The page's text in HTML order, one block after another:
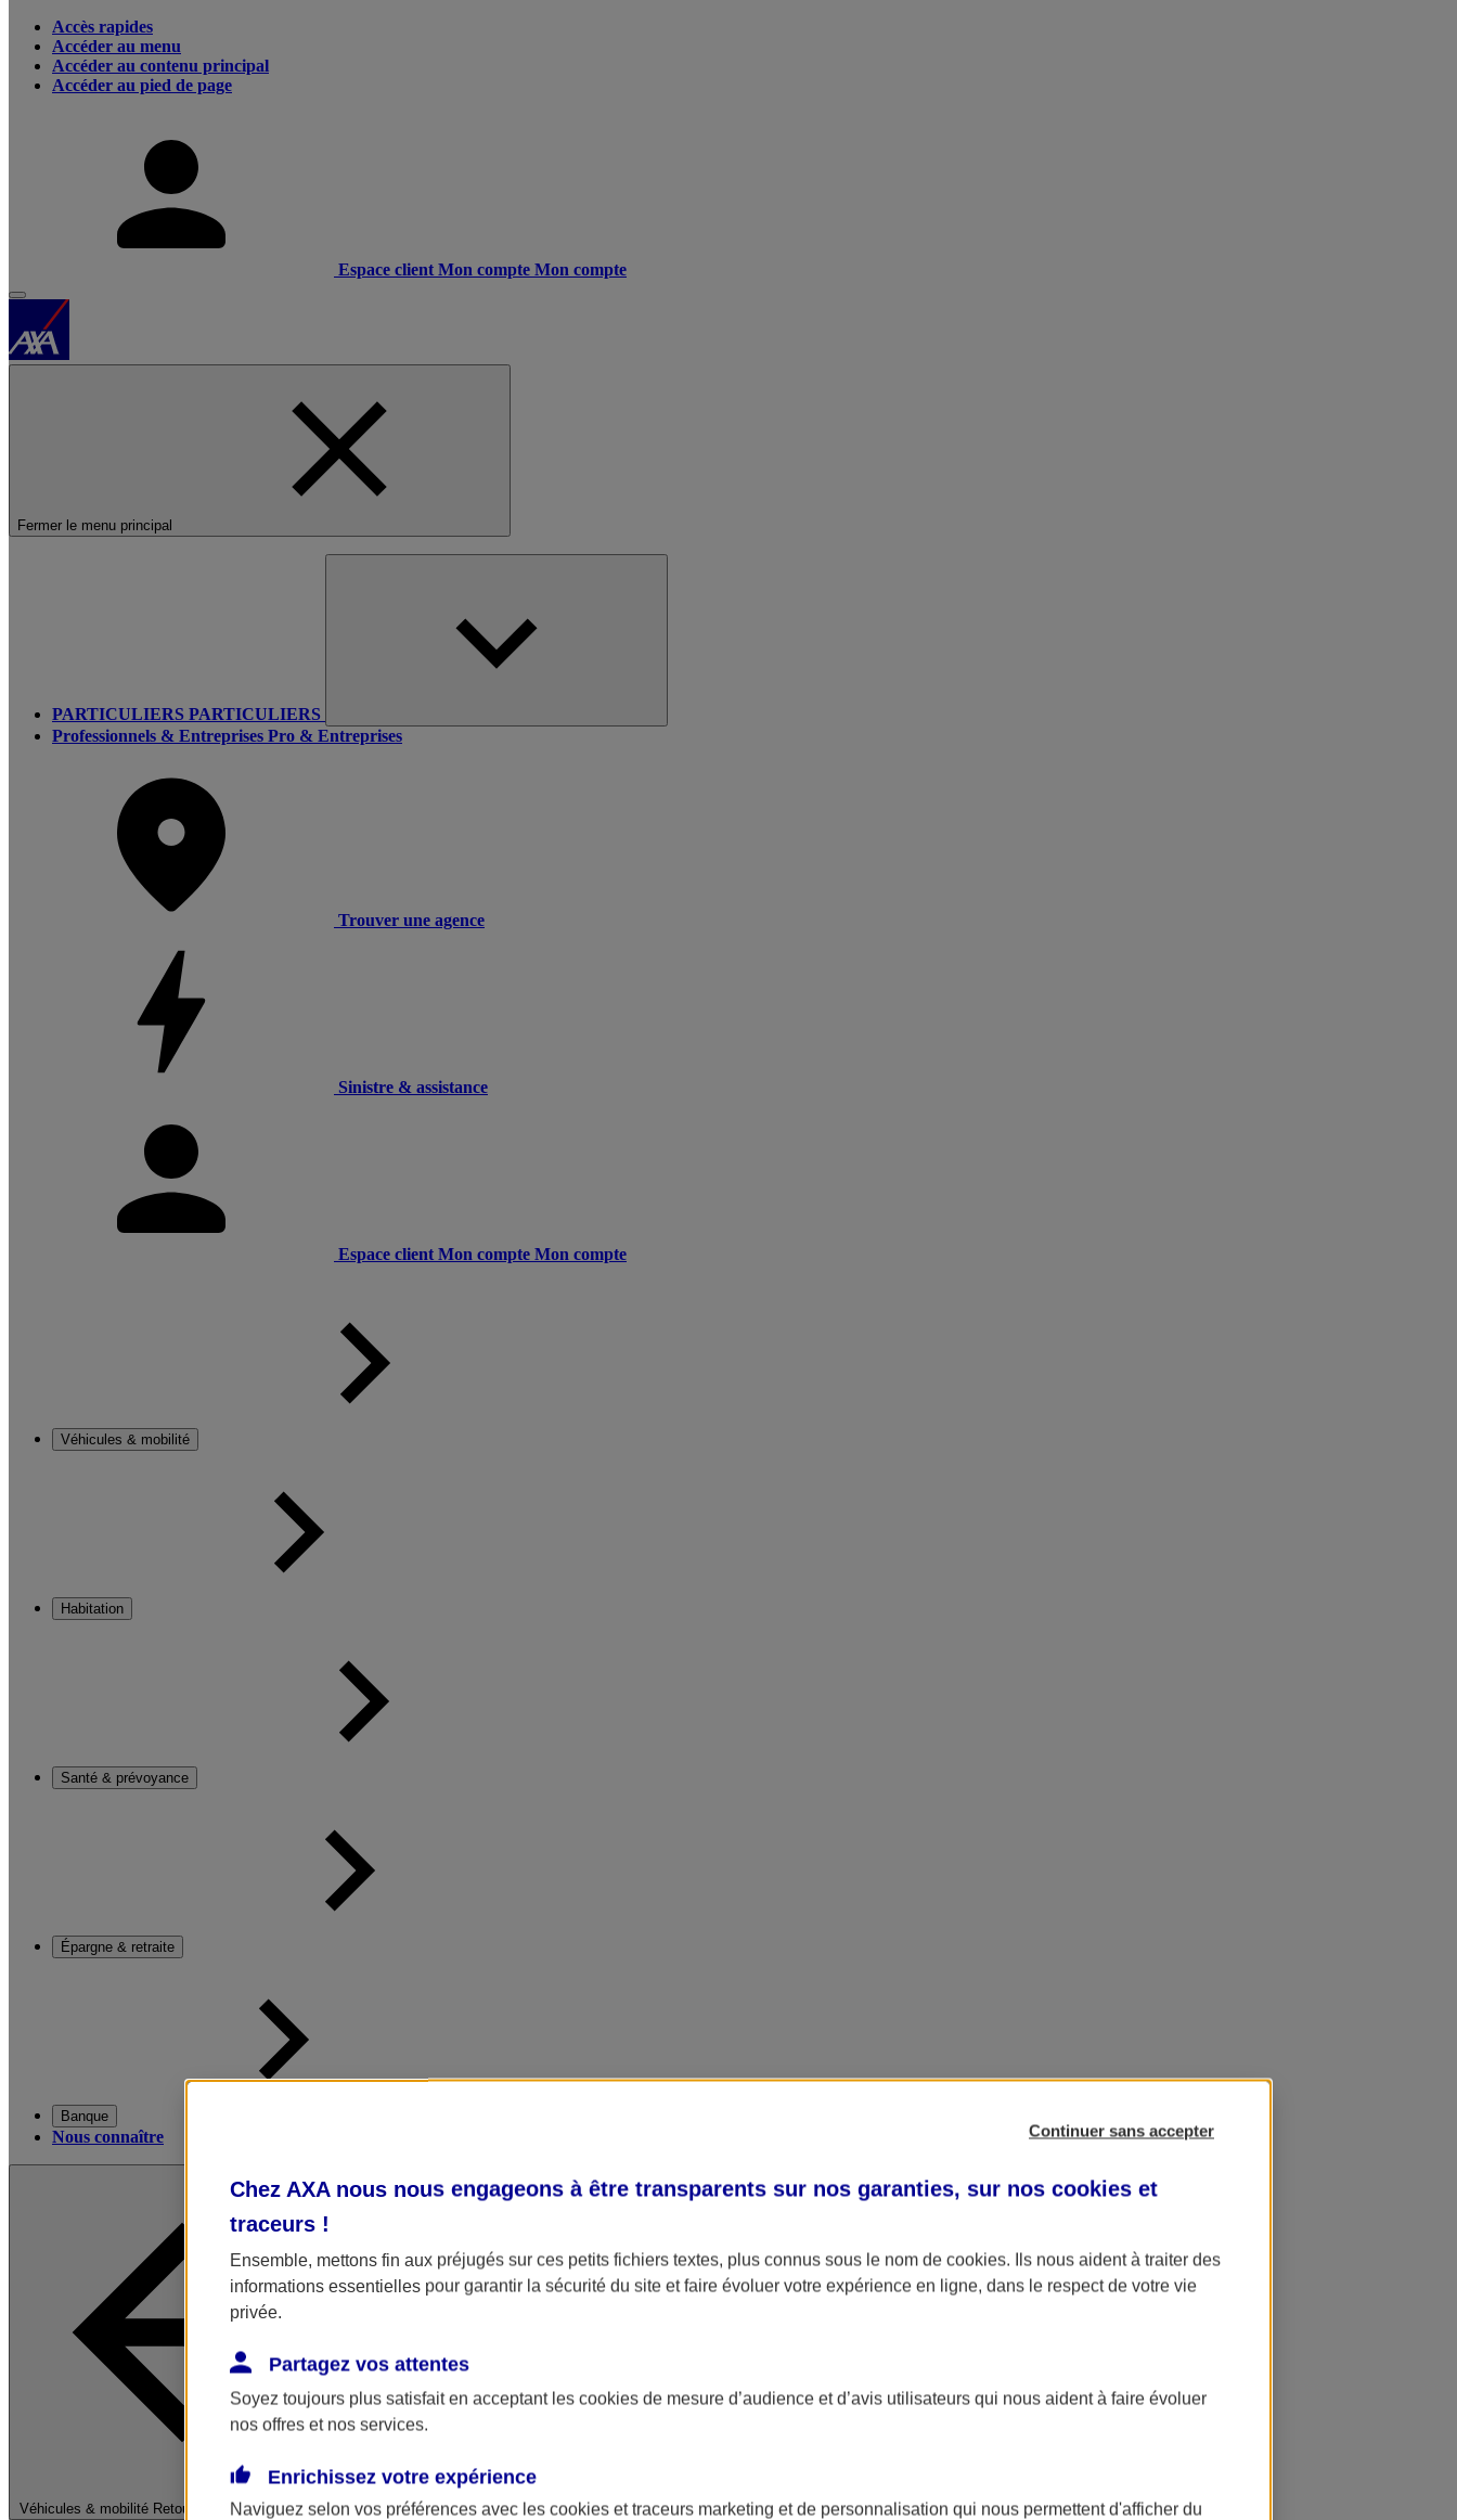
Accès rapides
Accéder au menu
Accéder au contenu principal
Accéder au pied de page
Espace client Mon compte Mon compte
Fermer le menu principal
PARTICULIERS PARTICULIERS
Professionnels & Entreprises Pro & Entreprises
Trouver une agence
Sinistre & assistance
Espace client Mon compte Mon compte
Véhicules & mobilité
Habitation
Santé & prévoyance
Épargne & retraite
Banque
Nous connaître
Véhicules & mobilité Retour à la section précédente
Fermer le menu principal
Continuer sans accepter
Chez AXA nous nous engageons à être transparents sur nos garanties, sur nos cookies et
traceurs !
Ensemble, mettons fin aux préjugés sur ces petits fichiers textes, plus connus sous le nom de cookies. Ils nous aident à traiter des
informations essentielles pour garantir la sécurité du site et faire évoluer votre expérience en ligne, dans le respect de votre vie
privée.
Partagez vos attentes
Soyez toujours plus satisfait en acceptant les cookies de mesure d’audience et d’avis utilisateurs qui nous aident à faire évoluer
nos offres et nos services.
Enrichissez votre expérience
Naviguez selon vos préférences avec les cookies et traceurs marketing et de personnalisation qui nous permettent d'afficher du